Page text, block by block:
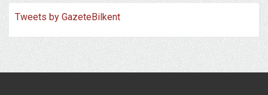
Tweets by GazeteBilkent